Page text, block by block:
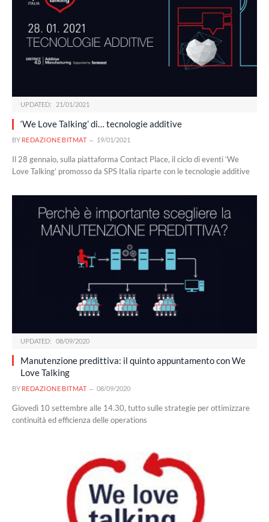
UPDATED: 21/01/2021
‘We Love Talking’ di… tecnologie additive
BY REDAZIONE BITMAT 19/01/2021
Il 28 gennaio, sulla piattaforma Contact Place, il ciclo di eventi ‘We
Love Talking’ promosso da SPS Italia riparte con le tecnologie additive
UPDATED: 08/09/2020
Manutenzione predittiva: il quinto appuntamento con We
Love Talking
BY REDAZIONE BITMAT 08/09/2020
Giovedì 10 settembre alle 14.30, tutto sulle strategie per ottimizzare
continuità ed efficienza delle operations